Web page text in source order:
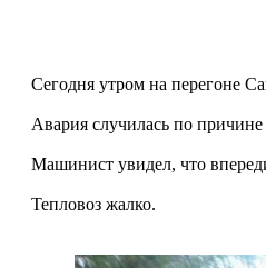
Сегодня утром на перегоне
Авария случилась по причине
Машинист увидел, что
Тепловоз жалко.